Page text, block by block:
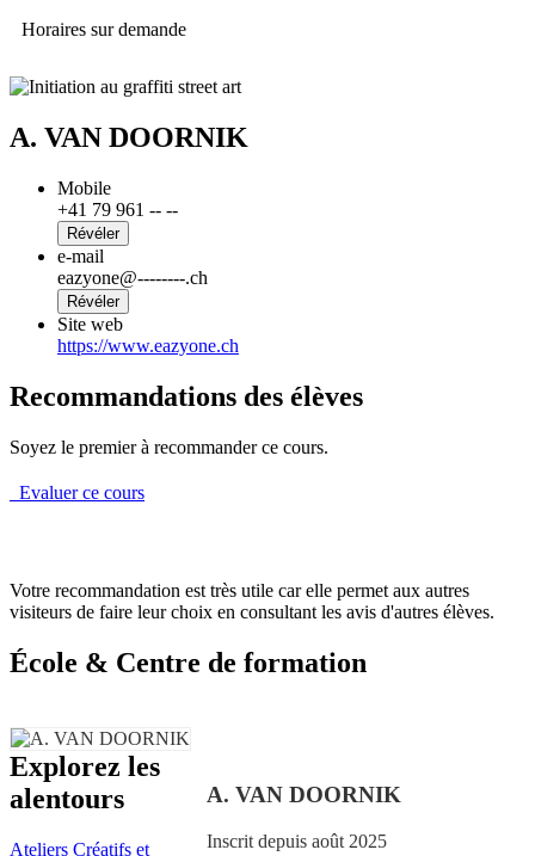
Horaires sur demande
A. VAN DOORNIK
Mobile
+41 79 961 -- --
Révéler
e-mail
eazyone@--------.ch
Révéler
Site web
https://www.eazyone.ch
Recommandations des élèves
Soyez le premier à recommander ce cours.
Evaluer ce cours
Votre recommandation est très utile car elle permet aux autres
visiteurs de faire leur choix en consultant les avis d'autres élèves.
École & Centre de formation
A. VAN DOORNIK
Inscrit depuis août 2025
Explorez les
alentours
Ateliers Créatifs et